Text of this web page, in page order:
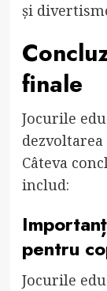
și
finale
Jocurile
Câteva
includ:
pentru
Jocurile